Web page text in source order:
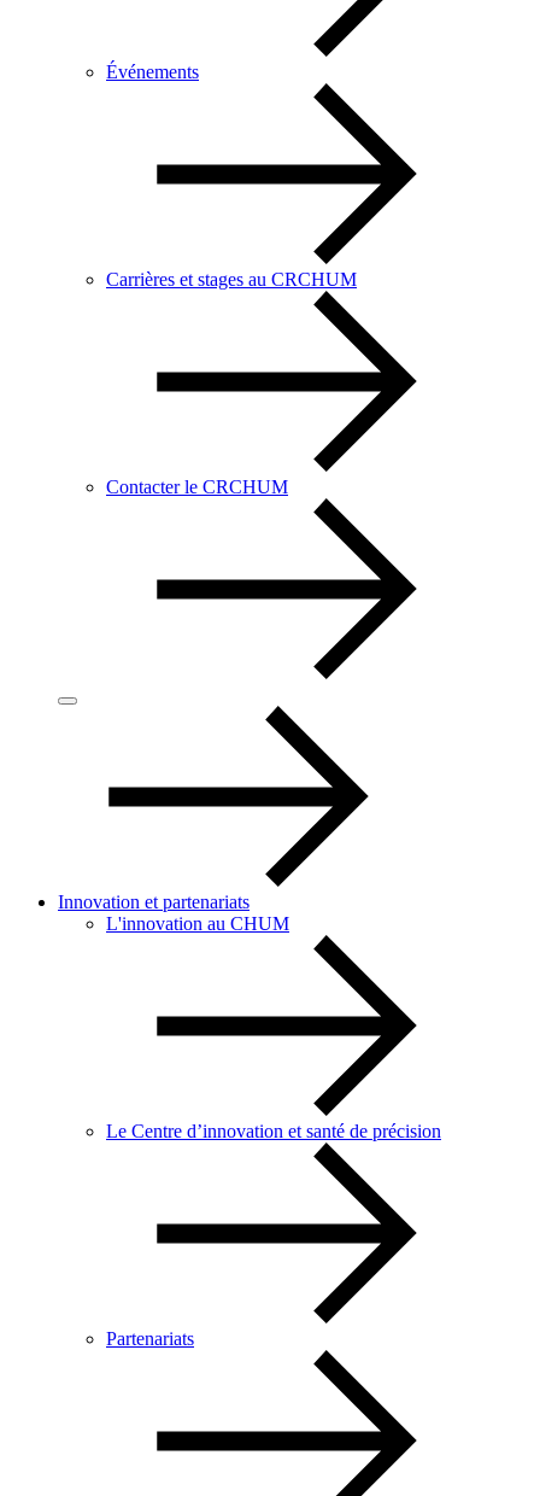
Événements
Carrières et stages au CRCHUM
Contacter le CRCHUM
Innovation et partenariats
L'innovation au CHUM
Le Centre d’innovation et santé de précision
Partenariats